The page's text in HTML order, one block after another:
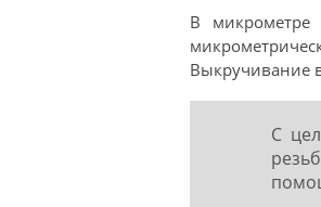
В микрометре
Выкручивание
С